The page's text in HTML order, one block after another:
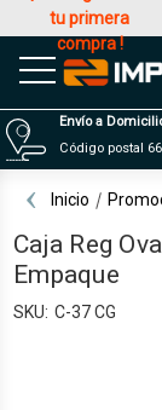
tu primera
compra !
Envío a
Código postal
Inicio
Caja Reg
Empaque
SKU: C-37 CG